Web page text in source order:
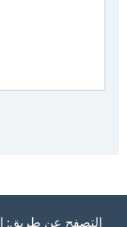
التصفح عن طريق: